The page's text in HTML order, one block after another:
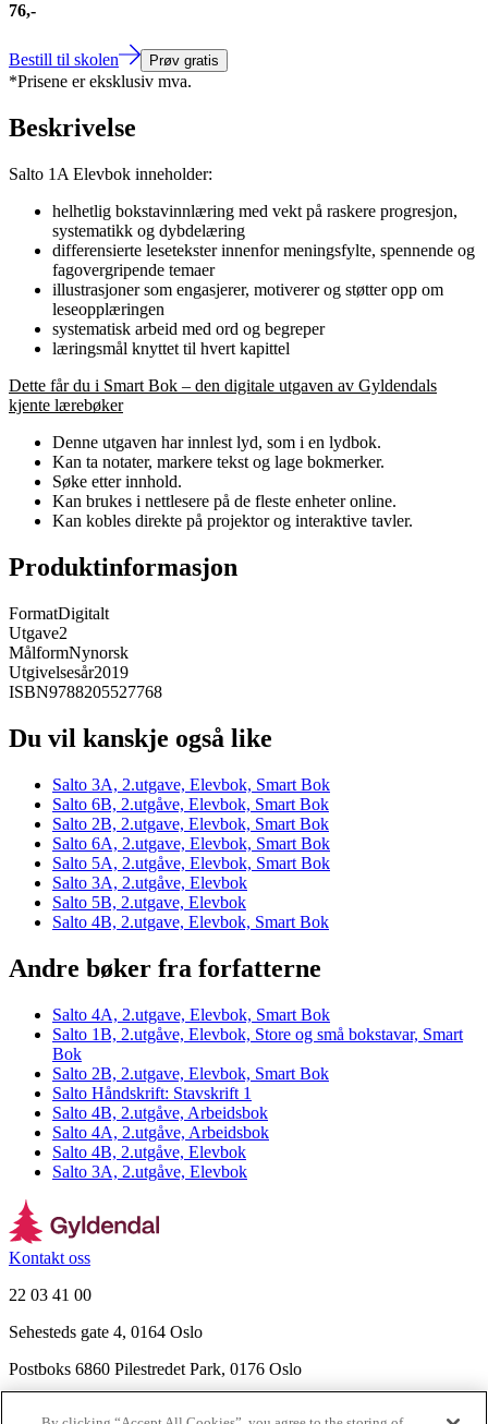
76,-
Bestill til skolen Prøv gratis
*Prisene er eksklusiv mva.
Beskrivelse
Salto 1A Elevbok inneholder:
helhetlig bokstavinnlæring med vekt på raskere progresjon,
systematikk og dybdelæring
differensierte lesetekster innenfor meningsfylte, spennende og
fagovergripende temaer
illustrasjoner som engasjerer, motiverer og støtter opp om
leseopplæringen
systematisk arbeid med ord og begreper
læringsmål knyttet til hvert kapittel
Dette får du i Smart Bok – den digitale utgaven av Gyldendals
kjente lærebøker
Denne utgaven har innlest lyd, som i en lydbok.
Kan ta notater, markere tekst og lage bokmerker.
Søke etter innhold.
Kan brukes i nettlesere på de fleste enheter online.
Kan kobles direkte på projektor og interaktive tavler.
Produktinformasjon
FormatDigitalt
Utgave2
MålformNynorsk
Utgivelsesår2019
ISBN9788205527768
Du vil kanskje også like
Salto 3A, 2.utgave, Elevbok, Smart Bok
Salto 6B, 2.utgåve, Elevbok, Smart Bok
Salto 2B, 2.utgave, Elevbok, Smart Bok
Salto 6A, 2.utgave, Elevbok, Smart Bok
Salto 5A, 2.utgåve, Elevbok, Smart Bok
Salto 3A, 2.utgåve, Elevbok
Salto 5B, 2.utgave, Elevbok
Salto 4B, 2.utgave, Elevbok, Smart Bok
Andre bøker fra forfatterne
Salto 4A, 2.utgave, Elevbok, Smart Bok
Salto 1B, 2.utgåve, Elevbok, Store og små bokstavar, Smart
Bok
Salto 2B, 2.utgave, Elevbok, Smart Bok
Salto Håndskrift: Stavskrift 1
Salto 4B, 2.utgåve, Arbeidsbok
Salto 4A, 2.utgåve, Arbeidsbok
Salto 4B, 2.utgåve, Elevbok
Salto 3A, 2.utgåve, Elevbok
Kontakt oss
22 03 41 00
Sehesteds gate 4, 0164 Oslo
Postboks 6860 Pilestredet Park, 0176 Oslo